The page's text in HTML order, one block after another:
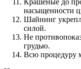
Крашеные до
насыщенности
Шайнинг
силой.
Не
грудью.
Всю процедуру